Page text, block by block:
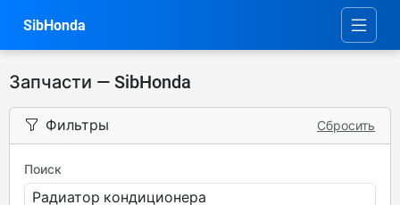
SibHonda
Запчасти — SibHonda
Фильтры Сбросить
Поиск